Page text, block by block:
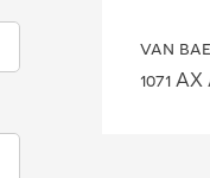
van
1071